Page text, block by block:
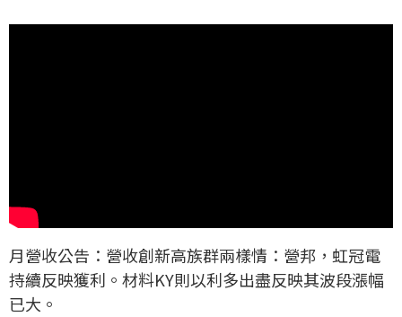
月營收公告：營收創新高族群兩樣情：營邦，虹冠電
持續反映獲利。材料KY則以利多出盡反映其波段漲幅
已大。